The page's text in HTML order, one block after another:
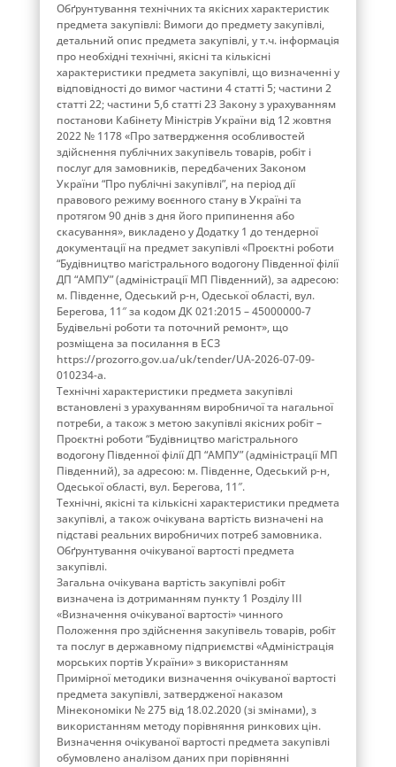
Обґрунтування технічних та якісних характеристик
предмета закупівлі: Вимоги до предмету закупівлі,
детальний опис предмета закупівлі, у т.ч. інформація
про необхідні технічні, якісні та кількісні
характеристики предмета закупівлі, що визначенні у
відповідності до вимог частини 4 статті 5; частини 2
статті 22; частини 5,6 статті 23 Закону з урахуванням
постанови Кабінету Міністрів України від 12 жовтня
2022 № 1178 «Про затвердження особливостей
здійснення публічних закупівель товарів, робіт і
послуг для замовників, передбачених Законом
України “Про публічні закупівлі”, на період дії
правового режиму воєнного стану в Україні та
протягом 90 днів з дня його припинення або
скасування», викладено у Додатку 1 до тендерної
документації на предмет закупівлі «Проєктні роботи
“Будівництво магістрального водогону Південної філії
ДП “АМПУ” (адміністрації МП Південний), за адресою:
м. Південне, Одеський р-н, Одеської області, вул.
Берегова, 11″ за кодом ДК 021:2015 – 45000000-7
Будівельні роботи та поточний ремонт», що
розміщена за посилання в ЕСЗ
https://prozorro.gov.ua/uk/tender/UA-2026-07-09-
010234-a.
Технічні характеристики предмета закупівлі
встановлені з урахуванням виробничої та нагальної
потреби, а також з метою закупівлі якісних робіт –
Проєктні роботи “Будівництво магістрального
водогону Південної філії ДП “АМПУ” (адміністрації МП
Південний), за адресою: м. Південне, Одеський р-н,
Одеської області, вул. Берегова, 11″.
Технічні, якісні та кількісні характеристики предмета
закупівлі, а також очікувана вартість визначені на
підставі реальних виробничих потреб замовника.
Обґрунтування очікуваної вартості предмета
закупівлі.
Загальна очікувана вартість закупівлі робіт
визначена із дотриманням пункту 1 Розділу ІІІ
«Визначення очікуваної вартості» чинного
Положення про здійснення закупівель товарів, робіт
та послуг в державному підприємстві «Адміністрація
морських портів України» з використанням
Примірної методики визначення очікуваної вартості
предмета закупівлі, затвердженої наказом
Мінекономіки № 275 від 18.02.2020 (зі змінами), з
використанням методу порівняння ринкових цін.
Визначення очікуваної вартості предмета закупівлі
обумовлено аналізом даних при порівнянні